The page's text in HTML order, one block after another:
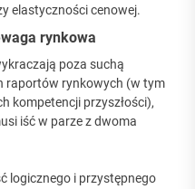
elastyczności cenowej.
rynkowa
poza suchą
raportów rynkowych (w tym
kompetencji przyszłości),
iść w parze z dwoma
logicznego i przystępnego